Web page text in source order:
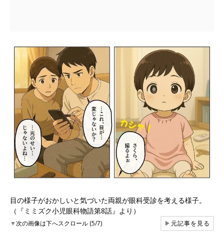
目の様子がおかしいと気づいた両親が眼科受診を考える様子。
（『ミミズク小児眼科物語第8話』より）
▼次の画像は下へスクロール (5/7) ▶元記事を見る